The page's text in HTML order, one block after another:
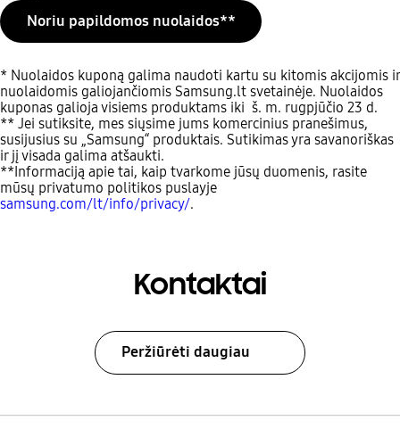
Noriu papildomos nuolaidos**
* Nuolaidos kuponą galima naudoti kartu su kitomis akcijomis ir
nuolaidomis galiojančiomis Samsung.lt svetainėje. Nuolaidos
kuponas galioja visiems produktams iki š. m. rugpjūčio 23 d.
** Jei sutiksite, mes siųsime jums komercinius pranešimus,
susijusius su „Samsung“ produktais. Sutikimas yra savanoriškas
ir jį visada galima atšaukti.
**Informaciją apie tai, kaip tvarkome jūsų duomenis, rasite
mūsų privatumo politikos puslayje
samsung.com/lt/info/privacy/.
Kontaktai
Peržiūrėti daugiau